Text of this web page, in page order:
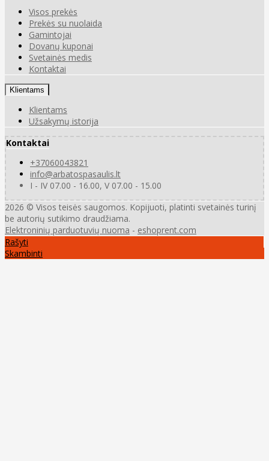
Visos prekės
Prekės su nuolaida
Gamintojai
Dovanų kuponai
Svetainės medis
Kontaktai
Klientams
Klientams
Užsakymų istorija
Kontaktai
+37060043821
info@arbatospasaulis.lt
I - IV 07.00 - 16.00, V 07.00 - 15.00
2026 © Visos teisės saugomos. Kopijuoti, platinti svetainės turinį
be autorių sutikimo draudžiama.
Elektroninių parduotuvių nuoma - eshoprent.com
Rašyti
Skambinti